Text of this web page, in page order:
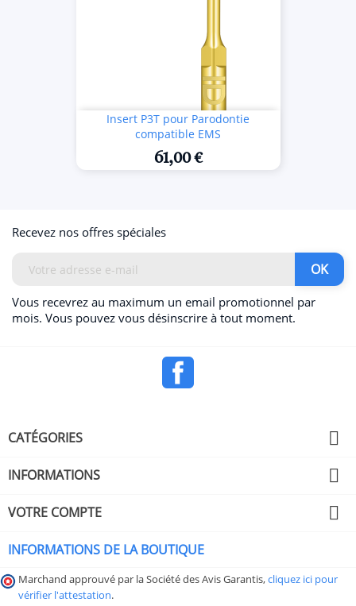
Insert P3T pour Parodontie
compatible EMS
61,00 €
Recevez nos offres spéciales
Vous recevrez au maximum un email promotionnel par
mois. Vous pouvez vous désinscrire à tout moment.
CATÉGORIES 
INFORMATIONS 
VOTRE COMPTE 
INFORMATIONS DE LA BOUTIQUE
Marchand approuvé par la Société des Avis Garantis,cliquez ici pour
vérifier l'attestation.